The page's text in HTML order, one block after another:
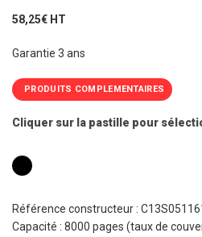
58,25€ HT
Garantie 3 ans
PRODUITS COMPLEMENTAIRES
Cliquer sur la pastille pour
Référence constructeur :
Capacité : 8000 pages (taux de